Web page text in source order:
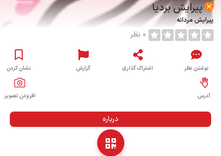
پیرایش بردیا
پیرایش مردانه
0 نظر
نوشتن نظر اشتراک گذاری گزارش نشان کردن
آدرس افزودن تصویر
درباره